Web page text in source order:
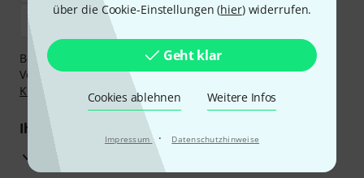
über die Cookie-Einstellungen (hier) widerrufen.
Geht klar
Cookies ablehnen Weitere Infos
Impressum · Datenschutzhinweise
Bezahlen Sie vertraulich und sicher per Nachnahme,
Vorkasse, PayPal, Amazon Pay,Klarna Sofort bezahlen
Klarna Ratenzahlung oder Kreditkarte.
Ihre Vorteile
3 Jahre Thomann Garantie